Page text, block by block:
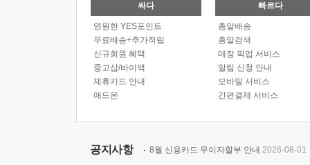
싸다
영원한 YES포인트
무료배송+추가적립
신규회원 혜택
중고샵/바이백
제휴카드 안내
애드온
빠르다
총알배송
총알검색
매장 픽업 서비스
알림 신청 안내
모바일 서비스
간편결제 서비스
공지사항 8월 신용카드 무이자할부 안내 2026-08-01